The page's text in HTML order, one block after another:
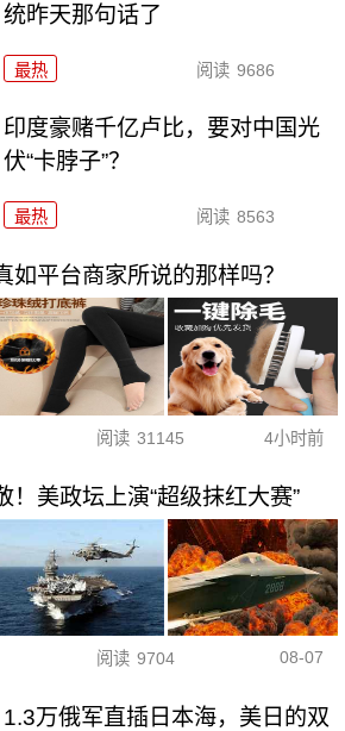
统昨天那句话了
最热 阅读 9686
印度豪赌千亿卢比，要对中国光
伏“卡脖子”？
最热 阅读 8563
如平台商家所说的那样吗？
阅读 31145 4小时前
！美政坛上演“超级抹红大赛”
阅读 9704 08-07
1.3万俄军直插日本海，美日的双